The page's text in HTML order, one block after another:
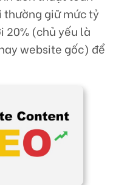
thường giữ mức tỷ
20% (chủ yếu là
website gốc) để